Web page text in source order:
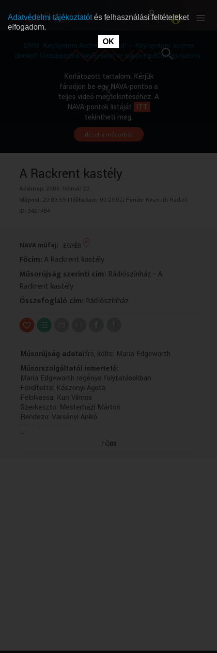
RÓLUNK
OKTATÁS
RÓLUNK
OKTATÁS
DRM: KeySystem Access Denied! -- Key system access
denied! Unsupported keySystem or supportedConfigurations.
Korlátozott tartalom. Kérjük
fáradjon be egy NAVA-pontba a
teljes videó megtekintéséhez. A
NAVA-pontok listáját ITT
tekintheti meg.
Idézet a műsorból.
A Rackrent kastély
Adásnap: 2008. február 22.
Időpont: 20:03:59 | Időtartam: 00:26:02| Forrás: Kossuth Rádió|
ID: 3421484
NAVA műfaj: EGYÉB
Főcím:A Rackrent kastély
Műsorújság szerinti cím: Rádiószínház - A
Rackrent kastély
Összefoglaló cím: Rádiószínház
Műsorújság adatai:Író, költo: Maria Edgeworth
Műsorszolgáltatói ismertető:
Maria Edgeworth regénye folytatásokban
Fordította: Kászonyi Ágota
Felolvassa: Kun Vilmos
Szerkeszto: Mesterházi Márton
Rendezo: Varsányi Anikó
(Elso adás: 2004.06.18.)
(Utolsó ismétlés: 2006.04.28.)
...
TÖBB
Adatvédelmi tájékoztatótés felhasználási feltételeket
elfogadom.
OK